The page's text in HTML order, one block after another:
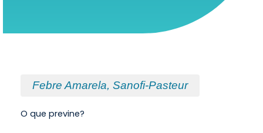
Febre Amarela, Sanofi-Pasteur
O que previne?